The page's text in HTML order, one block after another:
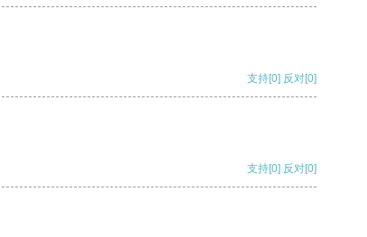
支持[0] 反对[0]
支持[0] 反对[0]